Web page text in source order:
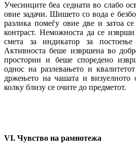
Учесниците беа седнати во слабо
овие задачи. Шишето со вода е
разлика помеѓу овие две и затоа
контраст. Неможноста да се изврши
смета за индикатор за
Активноста беше извршена во
простории и беше споредено
однос на разлевањето и
држењето на чашата и визуелното
колку близу се очите до предметот.
VI. Чувство на рамнотежа